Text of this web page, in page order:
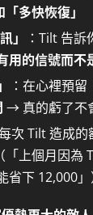
多快恢復」
」
：Tilt 告訴
用的信號而不
：在心裡預留
→ 真的虧了不
每次 Tilt 造成
（「上個月因
下 12,000」